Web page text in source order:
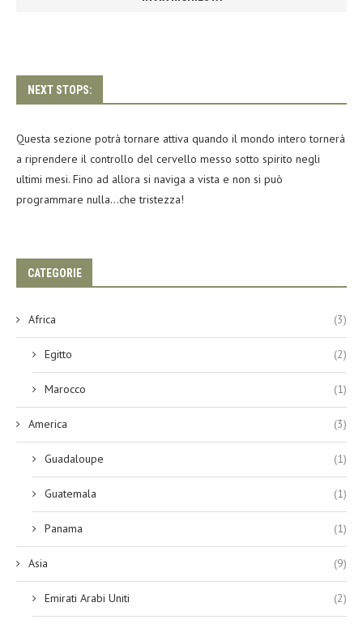
NEXT STOPS:
Questa sezione potrà tornare attiva quando il mondo intero tornerà
a riprendere il controllo del cervello messo sotto spirito negli
ultimi mesi. Fino ad allora si naviga a vista e non si può
programmare nulla…che tristezza!
CATEGORIE
Africa (3)
Egitto (2)
Marocco (1)
America (3)
Guadaloupe (1)
Guatemala (1)
Panama (1)
Asia (9)
Emirati Arabi Uniti (2)